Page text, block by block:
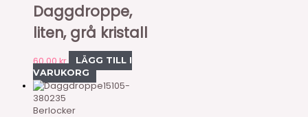
Daggdroppe,
liten, grå kristall
60,00kr
LÄGG TILL I
VARUKORG
15105-
380235
Berlocker